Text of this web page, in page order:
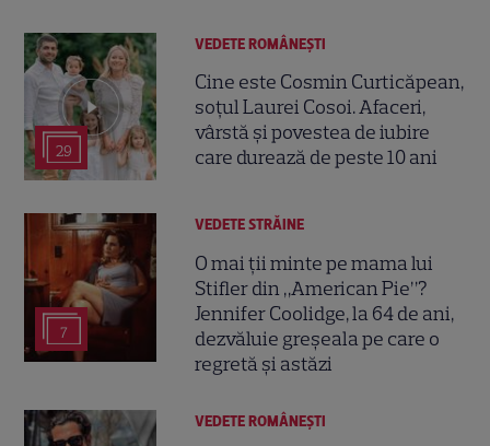
29
VEDETE ROMÂNEŞTI
Cine este Cosmin Curticăpean,
soțul Laurei Cosoi. Afaceri,
vârstă și povestea de iubire
care durează de peste 10 ani
7
VEDETE STRĂINE
O mai ții minte pe mama lui
Stifler din „American Pie”?
Jennifer Coolidge, la 64 de ani,
dezvăluie greșeala pe care o
regretă și astăzi
VEDETE ROMÂNEŞTI